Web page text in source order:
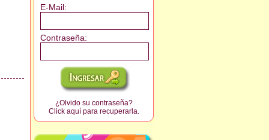
E-Mail:
Contraseña:
¿Olvido su contraseña?
Click aquí para recuperarla.